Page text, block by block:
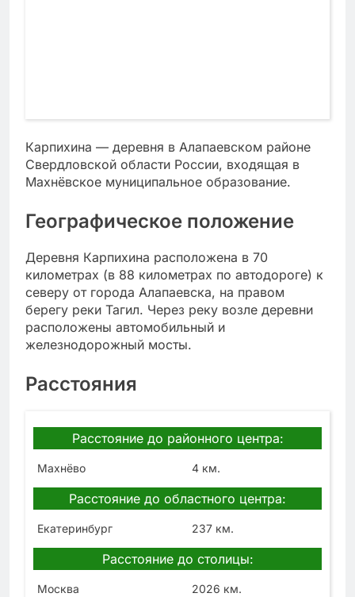
Карпихина — деревня в Алапаевском районе
Свердловской области России, входящая в
Махнёвское муниципальное образование.
Географическое положение
Деревня Карпихина расположена в 70
километрах (в 88 километрах по автодороге) к
северу от города Алапаевска, на правом
берегу реки Тагил. Через реку возле деревни
расположены автомобильный и
железнодорожный мосты.
Расстояния
Расстояние до районного центра:
Махнёво 4 км.
Расстояние до областного центра:
Екатеринбург 237 км.
Расстояние до столицы:
Москва 2026 км.